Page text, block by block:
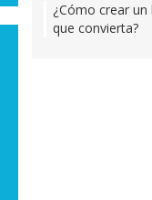
¿Cómo crear
que convierta?